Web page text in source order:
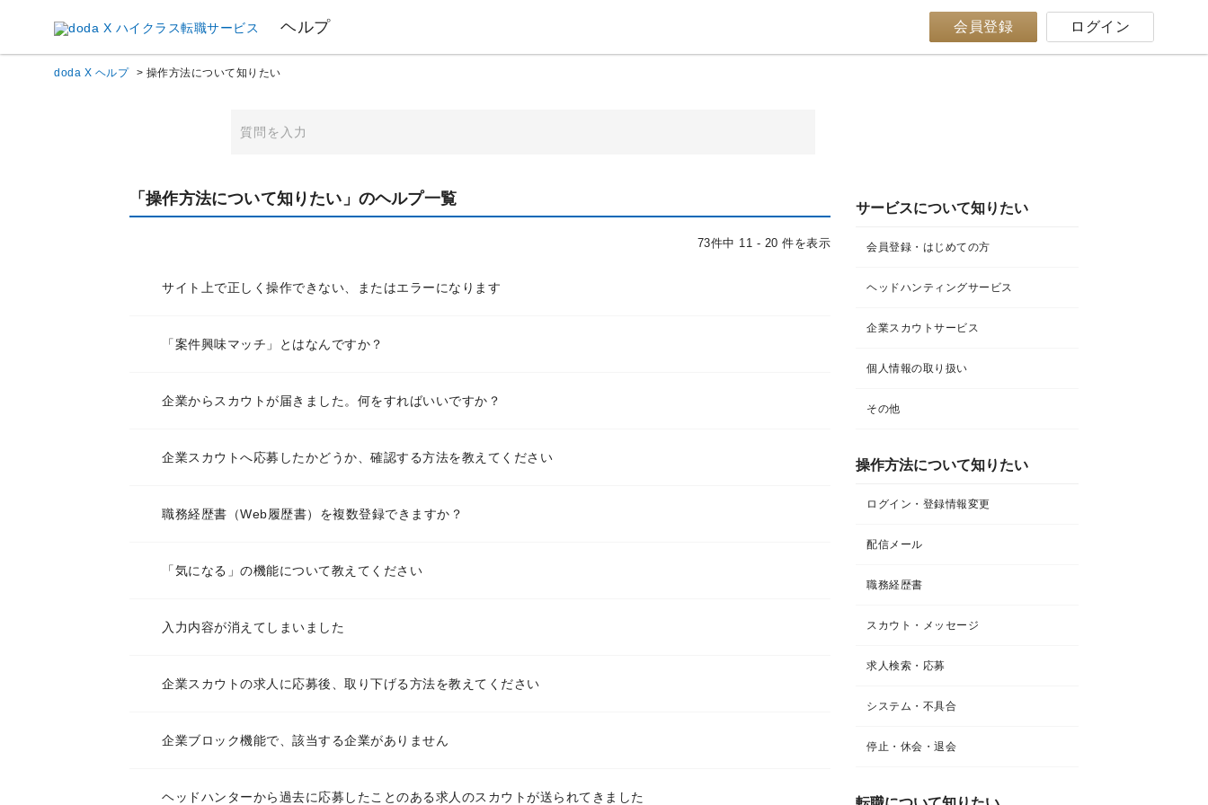
ヘルプ 会員登録 ログイン
doda X ヘルプ > 操作方法について知りたい
サービスについて知りたい
会員登録・はじめての方
ヘッドハンティングサービス
企業スカウトサービス
個人情報の取り扱い
その他
操作方法について知りたい
ログイン・登録情報変更
配信メール
職務経歴書
スカウト・メッセージ
求人検索・応募
システム・不具合
停止・休会・退会
「操作方法について知りたい」のヘルプ一覧
73件中 11 - 20 件を表示
サイト上で正しく操作できない、またはエラーになります
「案件興味マッチ」とはなんですか？
企業からスカウトが届きました。何をすればいいですか？
企業スカウトへ応募したかどうか、確認する方法を教えてください
職務経歴書（Web履歴書）を複数登録できますか？
「気になる」の機能について教えてください
入力内容が消えてしまいました
企業スカウトの求人に応募後、取り下げる方法を教えてください
企業ブロック機能で、該当する企業がありません
ヘッドハンターから過去に応募したことのある求人のスカウトが送られてきました